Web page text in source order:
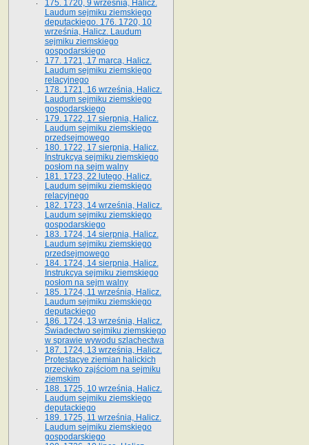
175. 1720, 9 września, Halicz.
Laudum sejmiku ziemskiego
deputackiego. 176. 1720, 10
września, Halicz. Laudum
sejmiku ziemskiego
gospodarskiego
177. 1721, 17 marca, Halicz.
Laudum sejmiku ziemskiego
relacyjnego
178. 1721, 16 września, Halicz.
Laudum sejmiku ziemskiego
gospodarskiego
179. 1722, 17 sierpnia, Halicz.
Laudum sejmiku ziemskiego
przedsejmowego
180. 1722, 17 sierpnia, Halicz.
Instrukcya sejmiku ziemskiego
posłom na sejm walny
181. 1723, 22 lutego, Halicz.
Laudum sejmiku ziemskiego
relacyjnego
182. 1723, 14 września, Halicz.
Laudum sejmiku ziemskiego
gospodarskiego
183. 1724, 14 sierpnia, Halicz.
Laudum sejmiku ziemskiego
przedsejmowego
184. 1724, 14 sierpnia, Halicz.
Instrukcya sejmiku ziemskiego
posłom na sejm walny
185. 1724, 11 września, Halicz.
Laudum sejmiku ziemskiego
deputackiego
186. 1724, 13 września, Halicz.
Świadectwo sejmiku ziemskiego
w sprawie wywodu szlachectwa
187. 1724, 13 września, Halicz.
Protestacye ziemian halickich
przeciwko zajściom na sejmiku
ziemskim
188. 1725, 10 września, Halicz.
Laudum sejmiku ziemskiego
deputackiego
189. 1725, 11 września, Halicz.
Laudum sejmiku ziemskiego
gospodarskiego